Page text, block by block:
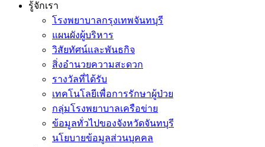
รู้จักเรา
โรงพยาบาลกรุงเทพจันทบุรี
แผนผังผู้บริหาร
วิสัยทัศน์และพันธกิจ
สิ่งอำนวยความสะดวก
รางวัลที่ได้รับ
เทคโนโลยีเพื่อการรักษาผู้ป่วย
กลุ่มโรงพยาบาลเครือข่าย
ข้อมูลทั่วไปของจังหวัดจันทบุรี
นโยบายข้อมูลส่วนบุคคล